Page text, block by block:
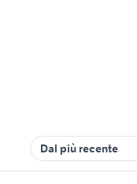
Dal più recente